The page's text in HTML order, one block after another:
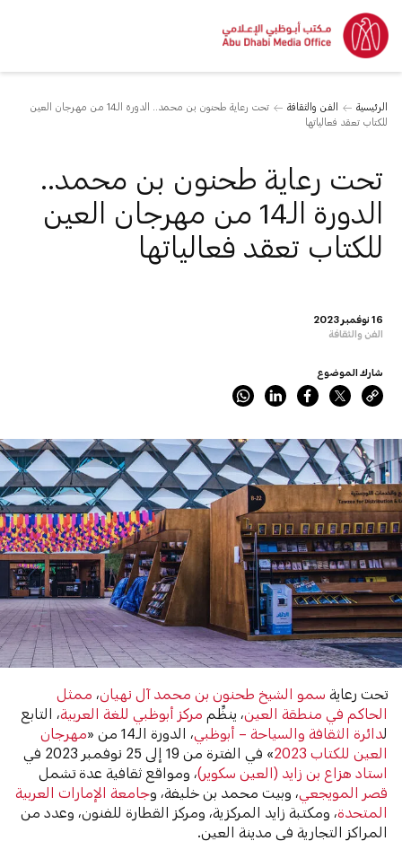
الرئيسية الفن والثقافة
تحت رعاية طحنون بن محمد.. الدورة الـ14 من مهرجان العين
للكتاب تعقد فعالياتها
16 نوفمبر 2023
الفن والثقافة
تحت رعاية طحنون بن محمد..
الدورة الـ14 من مهرجان العين
للكتاب تعقد فعالياتها
شارك الموضوع
تحت رعايةسمو الشيخ طحنون بن محمد آل نهيان، ممثل
الحاكم في منطقة العين، ينظِّم مركز أبوظبي للغة العربية، التابع
دائرة الثقافة والسياحة – أبوظبي ، الدورة الـ14 من «
مهرجان
العين للكتاب 2023
» في الفترة من 19 إلى 25 نوفمبر 2023 في
استاد هزاع بن زايد (العين سكوير)، ومواقع ثقافية عدة تشمل
قصر المويجعي ، وبيت محمد بن خليفة، وجامعة الإمارات العربية
المتحدة، ومكتبة زايد المركزية، ومركز القطارة للفنون، وعدد من
المراكز التجارية في مدينة العين.